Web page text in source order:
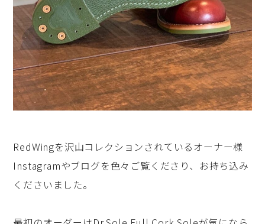
RedWingを沢山コレクションされているオーナー様
Instagramやブログを色々ご覧くださり、お持ち込み
くださいました。